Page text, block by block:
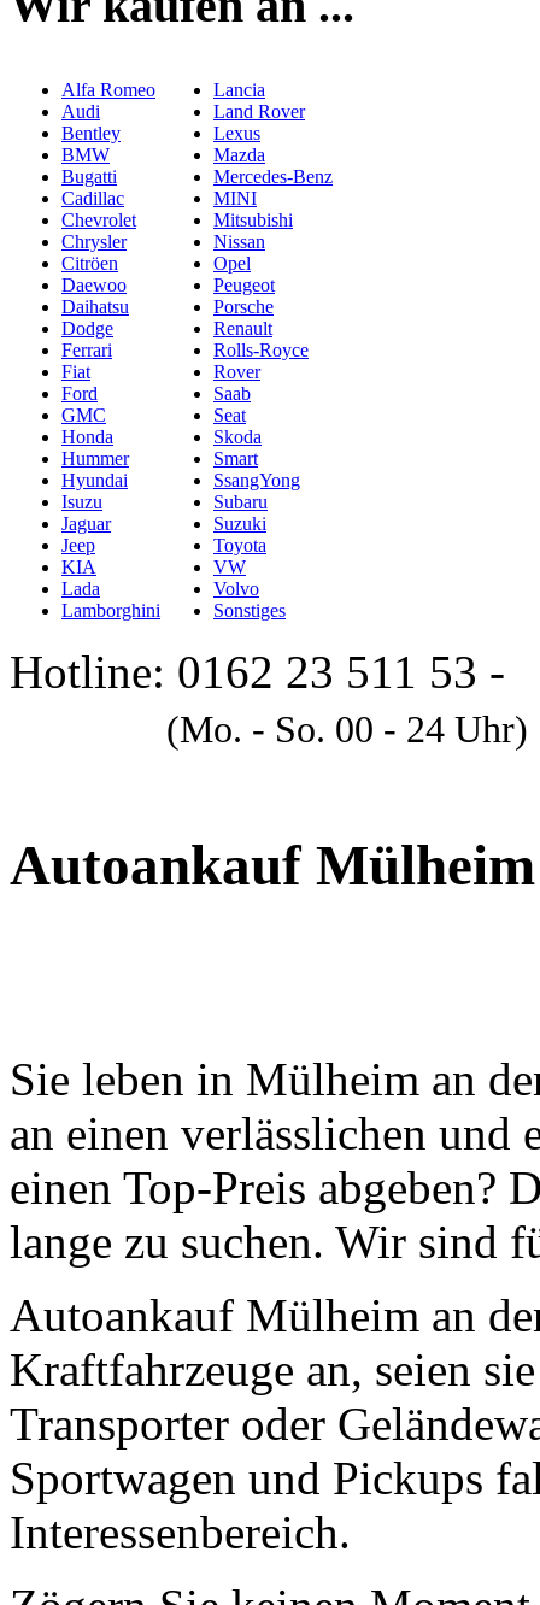
Alfa Romeo
Audi
Bentley
BMW
Bugatti
Cadillac
Chevrolet
Chrysler
Citröen
Daewoo
Daihatsu
Dodge
Ferrari
Fiat
Ford
GMC
Honda
Hummer
Hyundai
Isuzu
Jaguar
Jeep
KIA
Lada
Lamborghini
Lancia
Land Rover
Lexus
Mazda
Mercedes-Benz
MINI
Mitsubishi
Nissan
Opel
Peugeot
Porsche
Renault
Rolls-Royce
Rover
Saab
Seat
Skoda
Smart
SsangYong
Subaru
Suzuki
Toyota
VW
Volvo
Sonstiges
Hotline: 0162 23 511 53 -
(Mo. - So. 00 - 24 Uhr)
Autoankauf
Sie leben in Mülheim an
an einen verlässlichen und
einen Top-Preis abgeben?
lange zu suchen. Wir sind
Autoankauf Mülheim an
Kraftfahrzeuge an, seien
Transporter oder
Sportwagen und Pickups
Interessenbereich.